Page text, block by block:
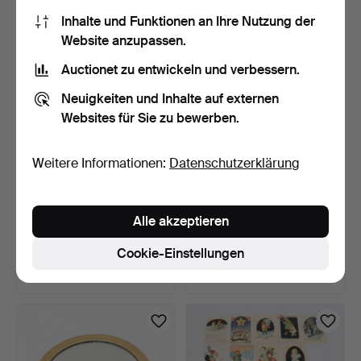
5 TEILE, 3 Schneidebretter,
7 Tage
TV, 48" Samsung
UE48H5005AK, mit
Fernbedie…
7 Tage
Schätzwert
Inhalte und Funktionen an Ihre Nutzung der
Website anzupassen.
Auctionet zu entwickeln und verbessern.
Neuigkeiten und Inhalte auf externen
Websites für Sie zu bewerben.
Weitere Informationen: Datenschutzerklärung
Cookie-Einstellungen
Alle akzeptieren